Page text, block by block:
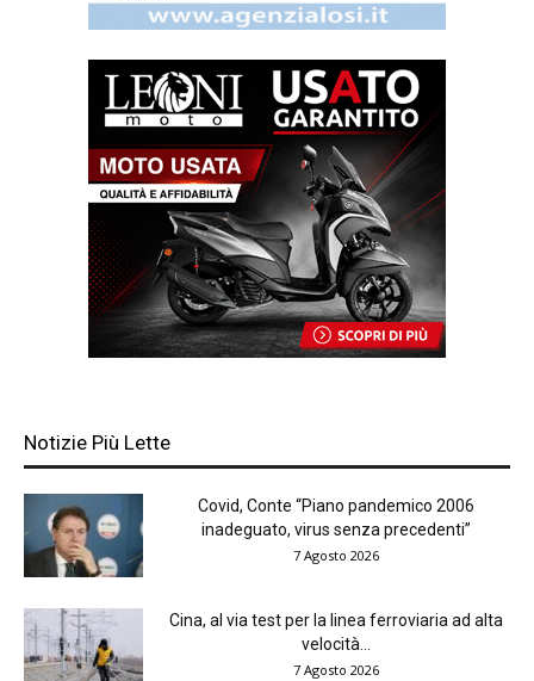
Notizie Più Lette
Covid, Conte “Piano pandemico 2006
inadeguato, virus senza precedenti”
7 Agosto 2026
Cina, al via test per la linea ferroviaria ad alta
velocità...
7 Agosto 2026